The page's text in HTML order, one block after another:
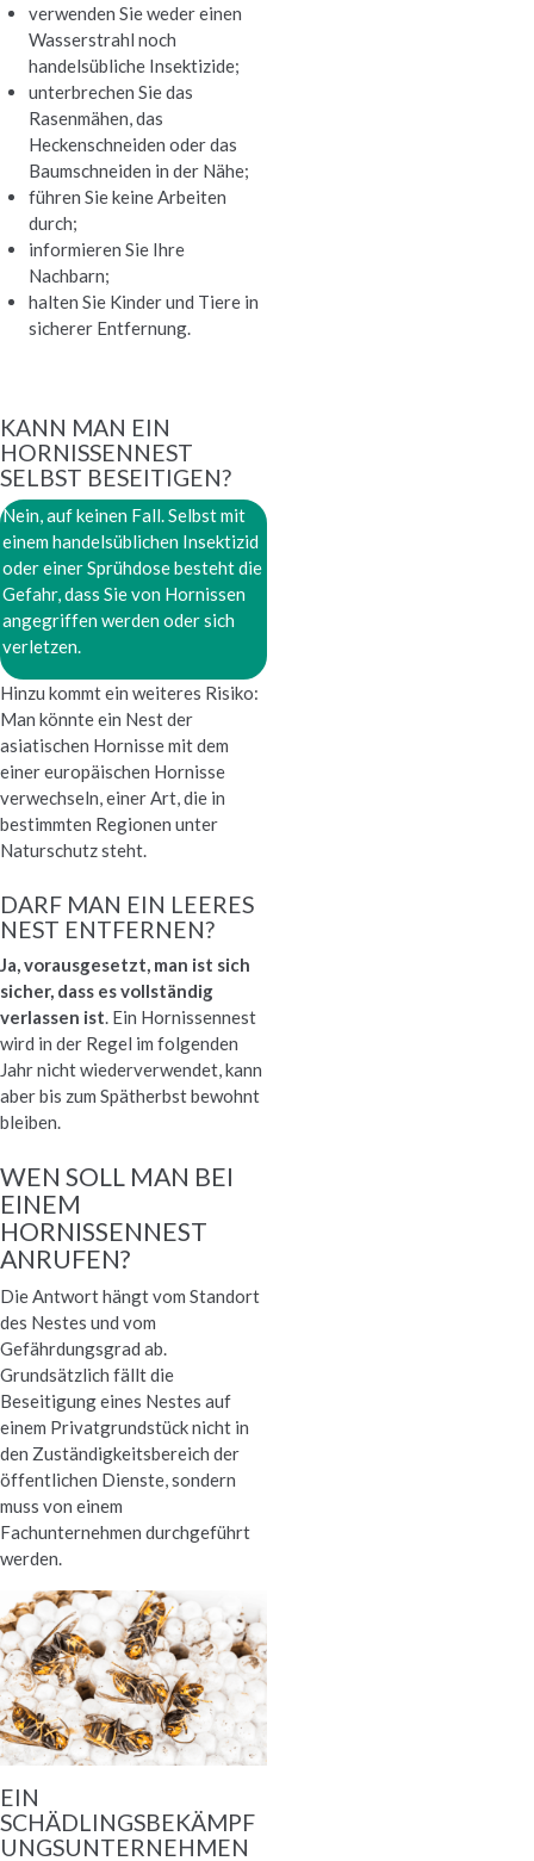
verwenden Sie weder einen
Wasserstrahl noch
handelsübliche Insektizide;
unterbrechen Sie das
Rasenmähen, das
Heckenschneiden oder das
Baumschneiden in der Nähe;
führen Sie keine Arbeiten
durch;
informieren Sie Ihre
Nachbarn;
halten Sie Kinder und Tiere in
sicherer Entfernung.
KANN MAN EIN
HORNISSENNEST
SELBST BESEITIGEN?
Nein, auf keinen Fall. Selbst mit
einem handelsüblichen Insektizid
oder einer Sprühdose besteht die
Gefahr, dass Sie von Hornissen
angegriffen werden oder sich
verletzen.
Hinzu kommt ein weiteres Risiko:
Man könnte ein Nest der
asiatischen Hornisse mit dem
einer europäischen Hornisse
verwechseln, einer Art, die in
bestimmten Regionen unter
Naturschutz steht.
DARF MAN EIN LEERES
NEST ENTFERNEN?
Ja, vorausgesetzt, man ist sich
sicher, dass es vollständig
verlassen ist. Ein Hornissennest
wird in der Regel im folgenden
Jahr nicht wiederverwendet, kann
aber bis zum Spätherbst bewohnt
bleiben.
WEN SOLL MAN BEI
EINEM
HORNISSENNEST
ANRUFEN?
Die Antwort hängt vom Standort
des Nestes und vom
Gefährdungsgrad ab.
Grundsätzlich fällt die
Beseitigung eines Nestes auf
einem Privatgrundstück nicht in
den Zuständigkeitsbereich der
öffentlichen Dienste, sondern
muss von einem
Fachunternehmen durchgeführt
werden.
EIN
SCHÄDLINGSBEKÄMPF
UNGSUNTERNEHMEN